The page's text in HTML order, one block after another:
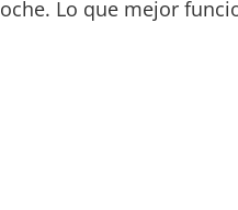
Lo que mejor